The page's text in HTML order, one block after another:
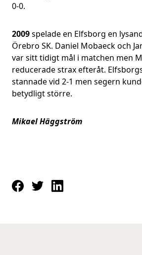
0-0.
2009spelade en Elfsborg en
Örebro SK. Daniel Mobaeck och
var sitt tidigt mål i matchen men
reducerade strax efteråt.
stannade vid 2-1 men segern
betydligt större.
Mikael Häggström